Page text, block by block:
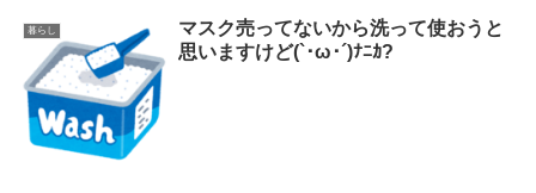
暮らし
マスク売ってないから洗って使おうと
思いますけど(`･ω･´)ﾅﾆｶ?